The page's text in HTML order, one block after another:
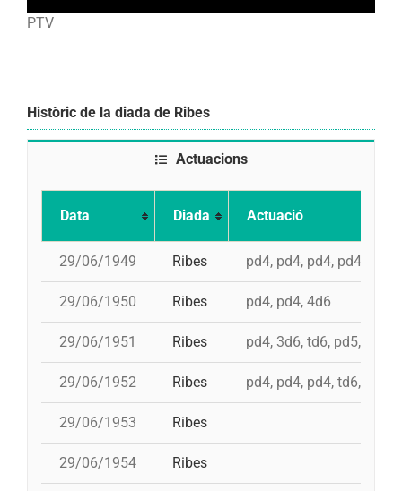
PTV
Històric de la diada de Ribes
Actuacions
Data Diada Actuació
29/06/1949 Ribes pd4, pd4, pd4, pd4, 4d6,
29/06/1950 Ribes pd4, pd4, 4d6
29/06/1951 Ribes pd4, 3d6, td6, pd5, 4d6
29/06/1952 Ribes pd4, pd4, pd4, td6, pd5,
29/06/1953 Ribes
29/06/1954 Ribes